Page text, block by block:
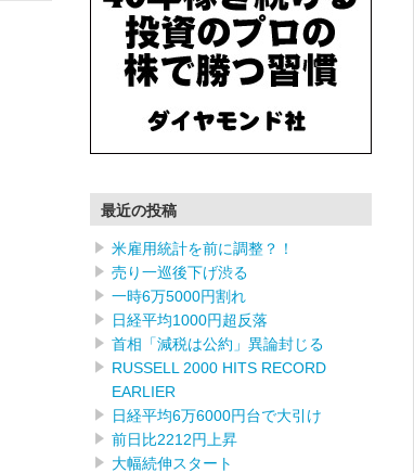
最近の投稿
米雇用統計を前に調整？！
売り一巡後下げ渋る
一時6万5000円割れ
日経平均1000円超反落
首相「減税は公約」異論封じる
RUSSELL 2000 HITS RECORD
EARLIER
日経平均6万6000円台で大引け
前日比2212円上昇
大幅続伸スタート